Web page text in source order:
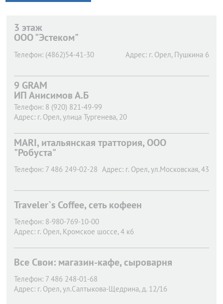
3 этаж
ООО "Эстеком"
Телефон: (4862)54-41-30 Адрес: г. Орел, Пушкина 6
9 GRAM
ИП Анисимов А.Б
Телефон: 8 (920) 821-49-99
Адрес: г. Орел, улица Тургенева, 20
MARI, итальянская траттория, ООО
"Робуста"
Телефон: 7 486 249-02-28 Адрес: г. Орел, ул.Московская, 43
Traveler`s Coffee, сеть кофеен
Телефон: 8-980-769-10-00
Адрес: г. Орел, Кромское шоссе, 4 к6
Все Свои: магазин-кафе, сыроварня
Телефон: 7 486 248-01-68
Адрес: г. Орел, ул.Салтыкова-Щедрина, д. 12/16